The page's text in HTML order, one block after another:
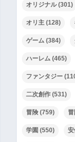
オリジナル(301)
オリ主 (128)
ゲーム (384)
ハーレム (465)
ファンタジー
二次創作 (531)
冒険 (759)
学園 (550)